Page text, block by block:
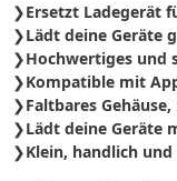
Ersetzt Ladegerät
Lädt deine Geräte
Hochwertiges und
Kompatible mit
Faltbares
Lädt deine Geräte
Klein, handlich